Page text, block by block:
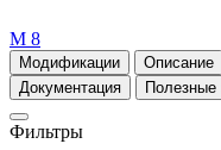
М 8
Модификации Описание
Документация
Фильтры